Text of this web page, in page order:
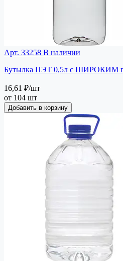
Арт. 33258 В наличии
Бутылка ПЭТ 0,5л с ШИРОКИМ
16,61 ₽/шт
от 104 шт
Добавить в корзину